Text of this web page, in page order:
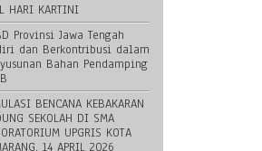
HARI KARTINI
Provinsi Jawa Tengah
dan Berkontribusi dalam
Bahan Pendamping
BENCANA KEBAKARAN
SEKOLAH DI SMA
UPGRIS KOTA
14 APRIL 2026